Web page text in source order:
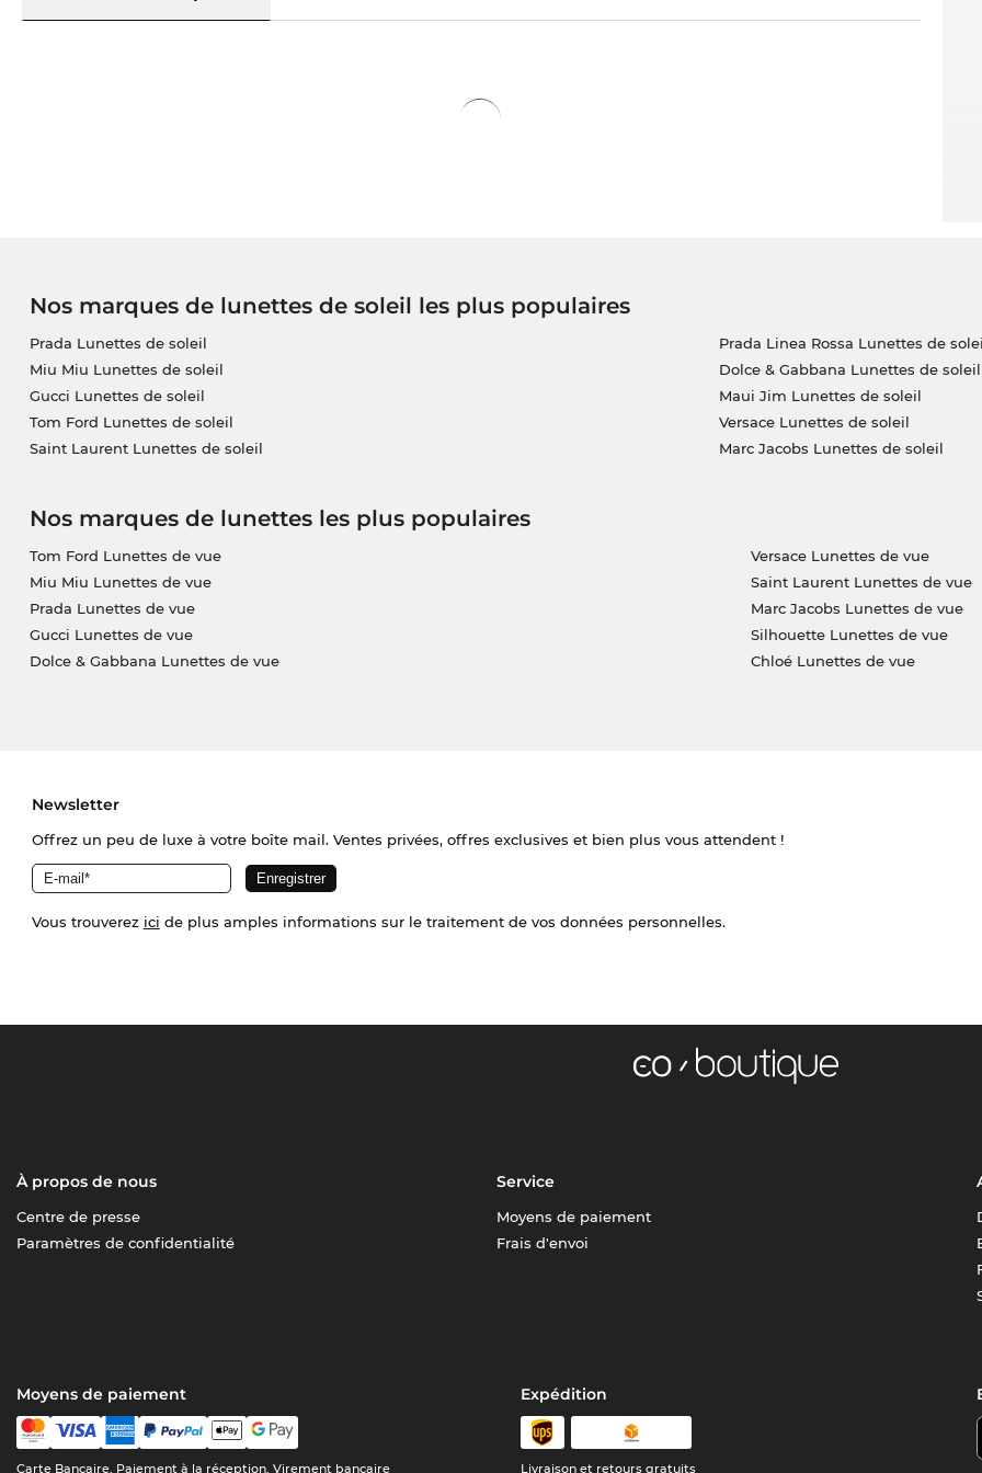
Nos marques de lunettes de soleil les plus populaires
Prada Lunettes de soleil
Miu Miu Lunettes de soleil
Gucci Lunettes de soleil
Tom Ford Lunettes de soleil
Saint Laurent Lunettes de soleil
Prada Linea Rossa Lunettes de
Dolce & Gabbana Lunettes de soleil
Maui Jim Lunettes de soleil
Versace Lunettes de soleil
Marc Jacobs Lunettes de soleil
Nos marques de lunettes les plus populaires
Tom Ford Lunettes de vue
Miu Miu Lunettes de vue
Prada Lunettes de vue
Gucci Lunettes de vue
Dolce & Gabbana Lunettes de vue
Versace Lunettes de vue
Saint Laurent Lunettes de vue
Marc Jacobs Lunettes de vue
Silhouette Lunettes de vue
Chloé Lunettes de vue
Newsletter
Offrez un peu de luxe à votre boîte mail. Ventes privées, offres exclusives et bien plus vous attendent !
Vous trouverez ici de plus amples informations sur le traitement de vos données personnelles.
À propos de nous
Centre de presse
Paramètres de confidentialité
Service
Moyens de paiement
Frais d'envoi
Moyens de paiement
Carte Bancaire, Paiement à la réception, Virement bancaire
Expédition
Livraison et retours gratuits